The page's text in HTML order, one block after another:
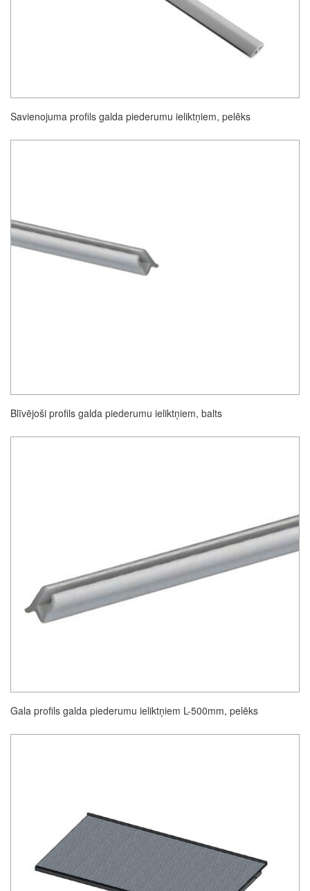
Savienojuma profils galda piederumu ieliktņiem, pelēks
Blīvējoši profils galda piederumu ieliktņiem, balts
Gala profils galda piederumu ieliktņiem L-500mm, pelēks